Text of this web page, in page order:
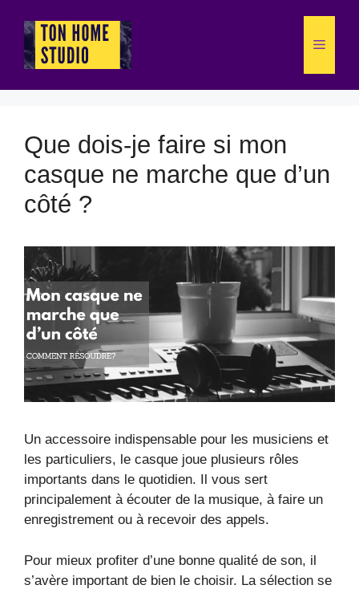
contenu
Menu
Que dois-je faire si mon
casque ne marche que d’un
côté ?
Un accessoire indispensable pour les musiciens et
les particuliers, le casque joue plusieurs rôles
importants dans le quotidien. Il vous sert
principalement à écouter de la musique, à faire un
enregistrement ou à recevoir des appels.
Pour mieux profiter d’une bonne qualité de son, il
s’avère important de bien le choisir. La sélection se